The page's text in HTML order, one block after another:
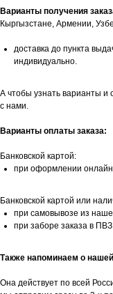
Варианты получения
Кыргызстане, Армении,
доставка до пункта
индивидуально.
А чтобы узнать варианты и
с нами.
Варианты оплаты заказа:
Банковской картой:
при оформлении онлайн
Банковской картой или
при самовывозе из
при заборе заказа в
Также напоминаем о
Она действует по всей